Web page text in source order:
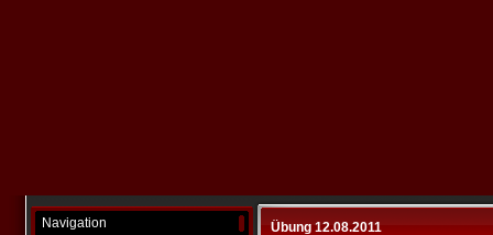
Navigation Übung 12.08.2011